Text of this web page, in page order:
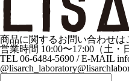
商品に関するお問い合わせは
営業時間 10:00〜17:00（土・
TEL 06-6484-5690 / E-MAIL
@lisarch_laboratory